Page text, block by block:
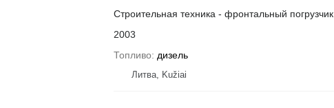
Строительная техника - фронтальный погрузчик
2003
Топливо
дизель
Литва, Kužiai